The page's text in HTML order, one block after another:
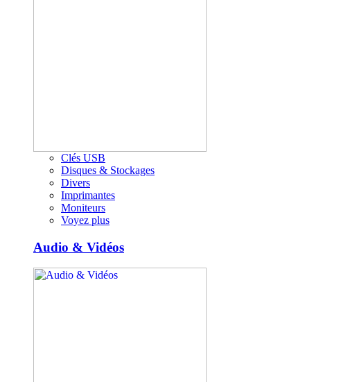
Clés USB
Disques & Stockages
Divers
Imprimantes
Moniteurs
Voyez plus
Audio & Vidéos